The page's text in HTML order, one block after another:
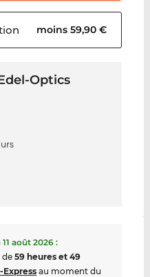
moins 59,90 €
Optics
11 août 2026:
de 59 heures et 49
Expressau moment du